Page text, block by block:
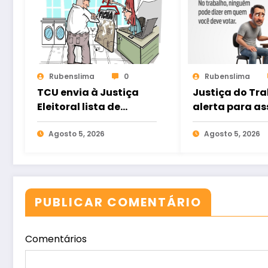
Rubenslima 0
TCU envia à Justiça
Eleitoral lista de
gestores com contas
rejeitadas
Agosto 5, 2026
Rubenslima
Justiça do
alerta para
eleitoral e
direito ao voto
trabalho
Agosto 5, 2026
PUBLICAR COMENTÁRIO
Comentários